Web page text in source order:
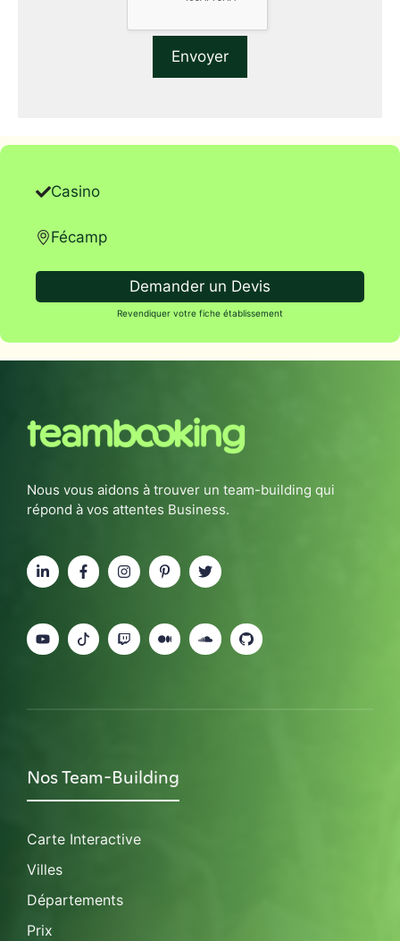
Casino
Fécamp
Demander un Devis
Revendiquer votre fiche établissement
Nous vous aidons à trouver un team-building qui
répond à vos attentes Business.
Nos Team-Building
Carte Interactive
Villes
Départements
Prix